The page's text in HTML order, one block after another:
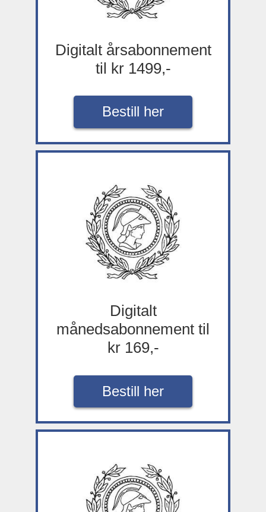
Digitalt årsabonnement
til kr 1499,-
Bestill her
Digitalt
månedsabonnement til
kr 169,-
Bestill her